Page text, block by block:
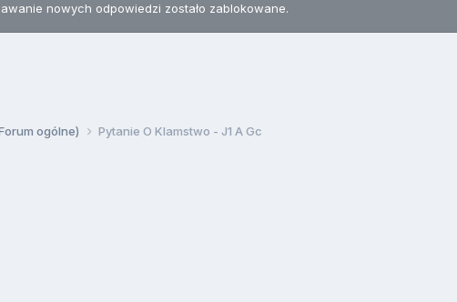
nowych odpowiedzi zostało zablokowane.
ogólne) Pytanie O Klamstwo - J1 A Gc